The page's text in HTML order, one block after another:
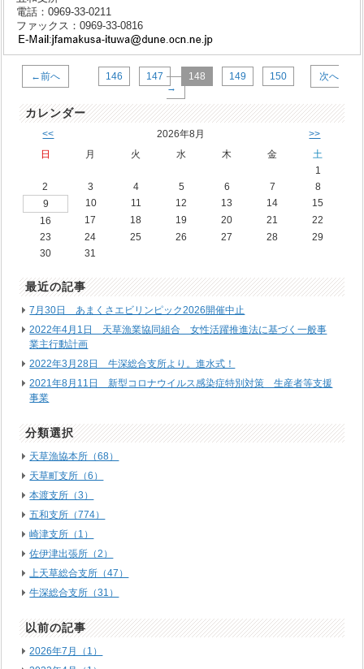
電話：0969-33-0211
ファックス：0969-33-0816
←前へ 146 147 148 149 150
次へ
→
カレンダー
<< 2026年8月 >>
日 月 火 水 木 金
土
1
2
3 4 5 6 7
8
9
10 11 12 13 14
15
16
17 18 19 20 21
22
23
24 25 26 27 28
29
30
31
最近の記事
7月30日 あまくさエビリンピック2026開催中止
2022年4月1日 天草漁業協同組合 女性活躍推進法に基づく一般事
業主行動計画
2022年3月28日 牛深総合支所より。進水式！
2021年8月11日 新型コロナウイルス感染症特別対策 生産者等支援
事業
分類選択
天草漁協本所（68）
天草町支所（6）
本渡支所（3）
五和支所（774）
崎津支所（1）
佐伊津出張所（2）
上天草総合支所（47）
牛深総合支所（31）
以前の記事
2026年7月（1）